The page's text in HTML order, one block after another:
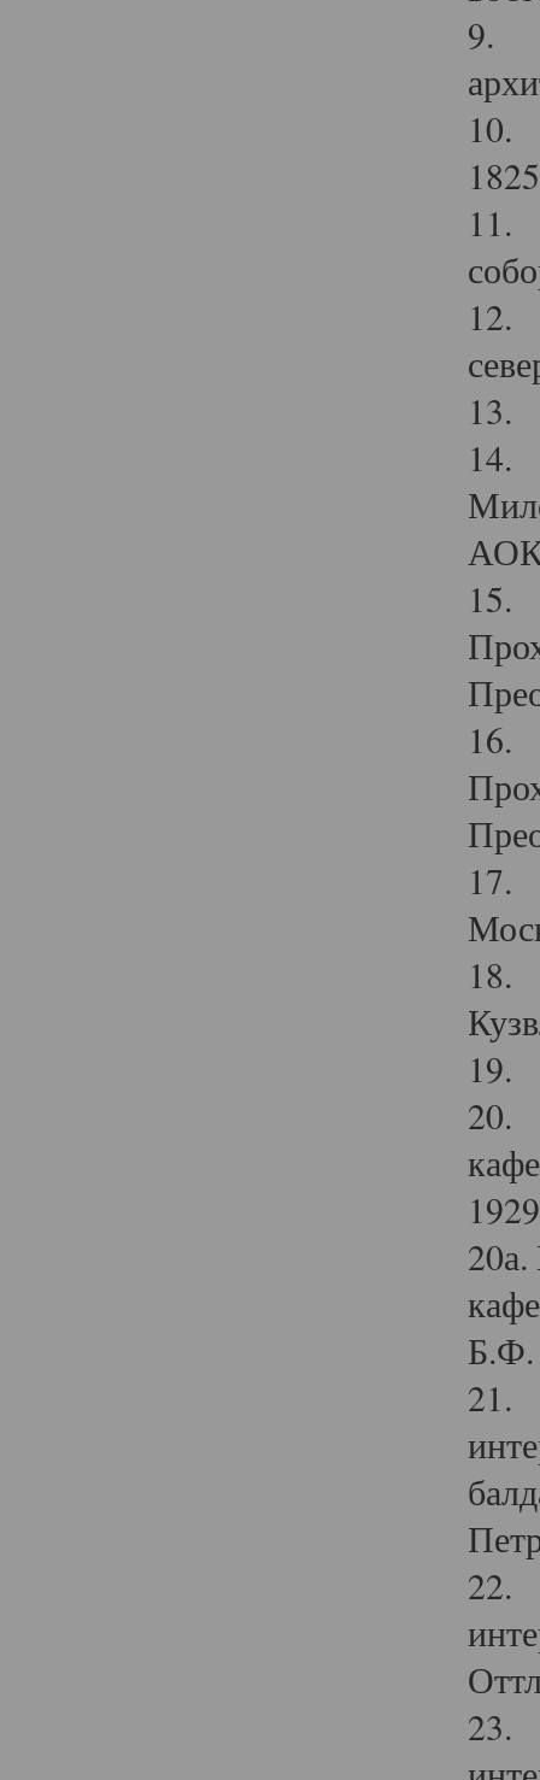
9.
10.
11.
12.
13.
14.
15.
16.
17.
18.
19.
20.
Б.Ф.
21.
22.
23.